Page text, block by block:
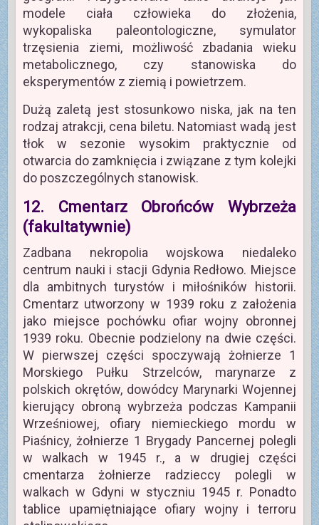
modele ciała człowieka do złożenia,
wykopaliska paleontologiczne, symulator
trzęsienia ziemi, możliwość zbadania wieku
metabolicznego, czy stanowiska do
eksperymentów z ziemią i powietrzem.
Dużą zaletą jest stosunkowo niska, jak na ten
rodzaj atrakcji, cena biletu. Natomiast wadą jest
tłok w sezonie wysokim praktycznie od
otwarcia do zamknięcia i związane z tym kolejki
do poszczególnych stanowisk.
12. Cmentarz Obrońców Wybrzeża
(fakultatywnie)
Zadbana nekropolia wojskowa niedaleko
centrum nauki i stacji Gdynia Redłowo. Miejsce
dla ambitnych turystów i miłośników historii.
Cmentarz utworzony w 1939 roku z założenia
jako miejsce pochówku ofiar wojny obronnej
1939 roku. Obecnie podzielony na dwie części.
W pierwszej części spoczywają żołnierze 1
Morskiego Pułku Strzelców, marynarze z
polskich okrętów, dowódcy Marynarki Wojennej
kierujący obroną wybrzeża podczas Kampanii
Wrześniowej, ofiary niemieckiego mordu w
Piaśnicy, żołnierze 1 Brygady Pancernej polegli
w walkach w 1945 r., a w drugiej części
cmentarza żołnierze radzieccy polegli w
walkach w Gdyni w styczniu 1945 r. Ponadto
tablice upamiętniające ofiary wojny i terroru